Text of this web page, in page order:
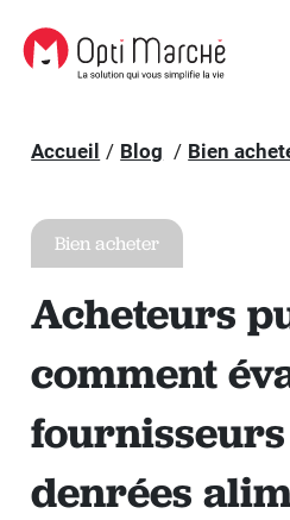
Accueil Blog Bien
Bien acheter
Acheteurs
comment
denrées